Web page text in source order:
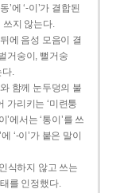
’에 ‘-이’가 결합된
쓰지 않는다.
에 음성 모음이 결
거숭이, 뻘거숭
다.
함께 눈두덩의 불
가리키는 ‘미련퉁
’에서는 ‘통이’를 쓰
‘-이’가 붙은 말이
식하지 않고 쓰는
를 인정했다.